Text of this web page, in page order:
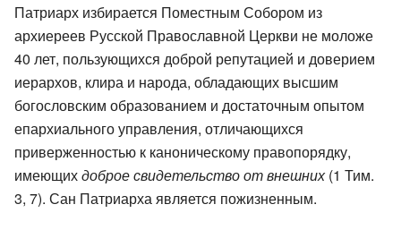
Патриарх избирается Поместным Собором из
архиереев Русской Православной Церкви не моложе
40 лет, пользующихся доброй репутацией и доверием
иерархов, клира и народа, обладающих высшим
богословским образованием и достаточным опытом
епархиального управления, отличающихся
приверженностью к каноническому правопорядку,
имеющихдоброе свидетельство от внешних(1 Тим.
3, 7). Сан Патриарха является пожизненным.